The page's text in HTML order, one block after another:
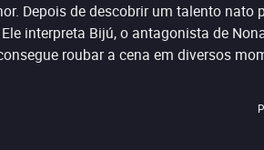
Depois de descobrir um talento
interpreta Bijú, o antagonista de
roubar a cena em diversos